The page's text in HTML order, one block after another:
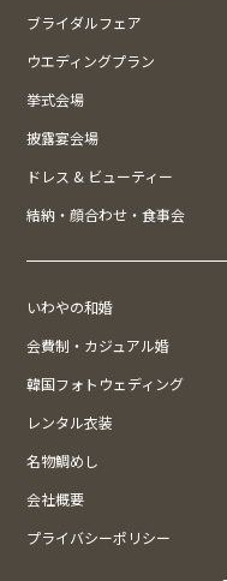
ブライダルフェア
ウエディングプラン
挙式会場
披露宴会場
ドレス & ビューティー
結納・顔合わせ・食事会
いわやの和婚
会費制・カジュアル婚
韓国フォトウェディング
レンタル衣装
名物鯛めし
会社概要
プライバシーポリシー